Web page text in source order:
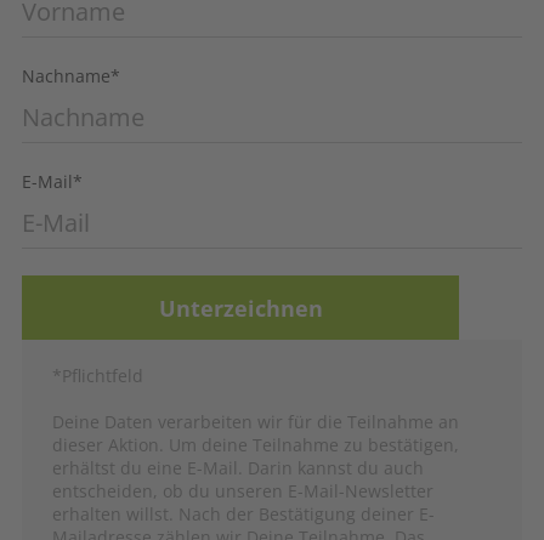
gleichen eher einem Industriegebiet:
(Grundschleppnetz-) Fischerei, große
Bauprojekte und militärische Nutzung sind
Trauriges Paradebeispiel ist die Nordseeinsel
rücksichtslos nach fossilem Gas. Und das direkt
Und jetzt wird auch schon die nächste Plattform
geplant, die nicht nur im Schutzgebiet bohren
soll, sondern auch die mit Schwermetallen
Nachname*
E-Mail*
*Pflichtfeld
Deine Daten verarbeiten wir für die Teilnahme an
dieser Aktion. Um deine Teilnahme zu bestätigen,
erhältst du eine E-Mail. Darin kannst du auch
entscheiden, ob du unseren E-Mail-Newsletter
erhalten willst. Nach der Bestätigung deiner E-